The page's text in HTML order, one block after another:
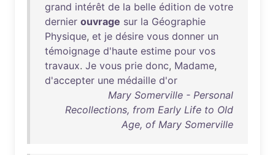
grand intérêt de la belle édition de votre
dernier ouvrage sur la Géographie
Physique, et je désire vous donner un
témoignage d'haute estime pour vos
travaux. Je vous prie donc, Madame,
d'accepter une médaille d'or
Mary Somerville - Personal
Recollections, from Early Life to Old
Age, of Mary Somerville